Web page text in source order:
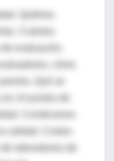
Cuántos
evaluación.